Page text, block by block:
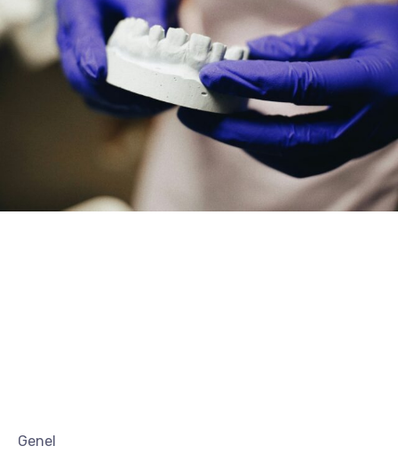
Genel